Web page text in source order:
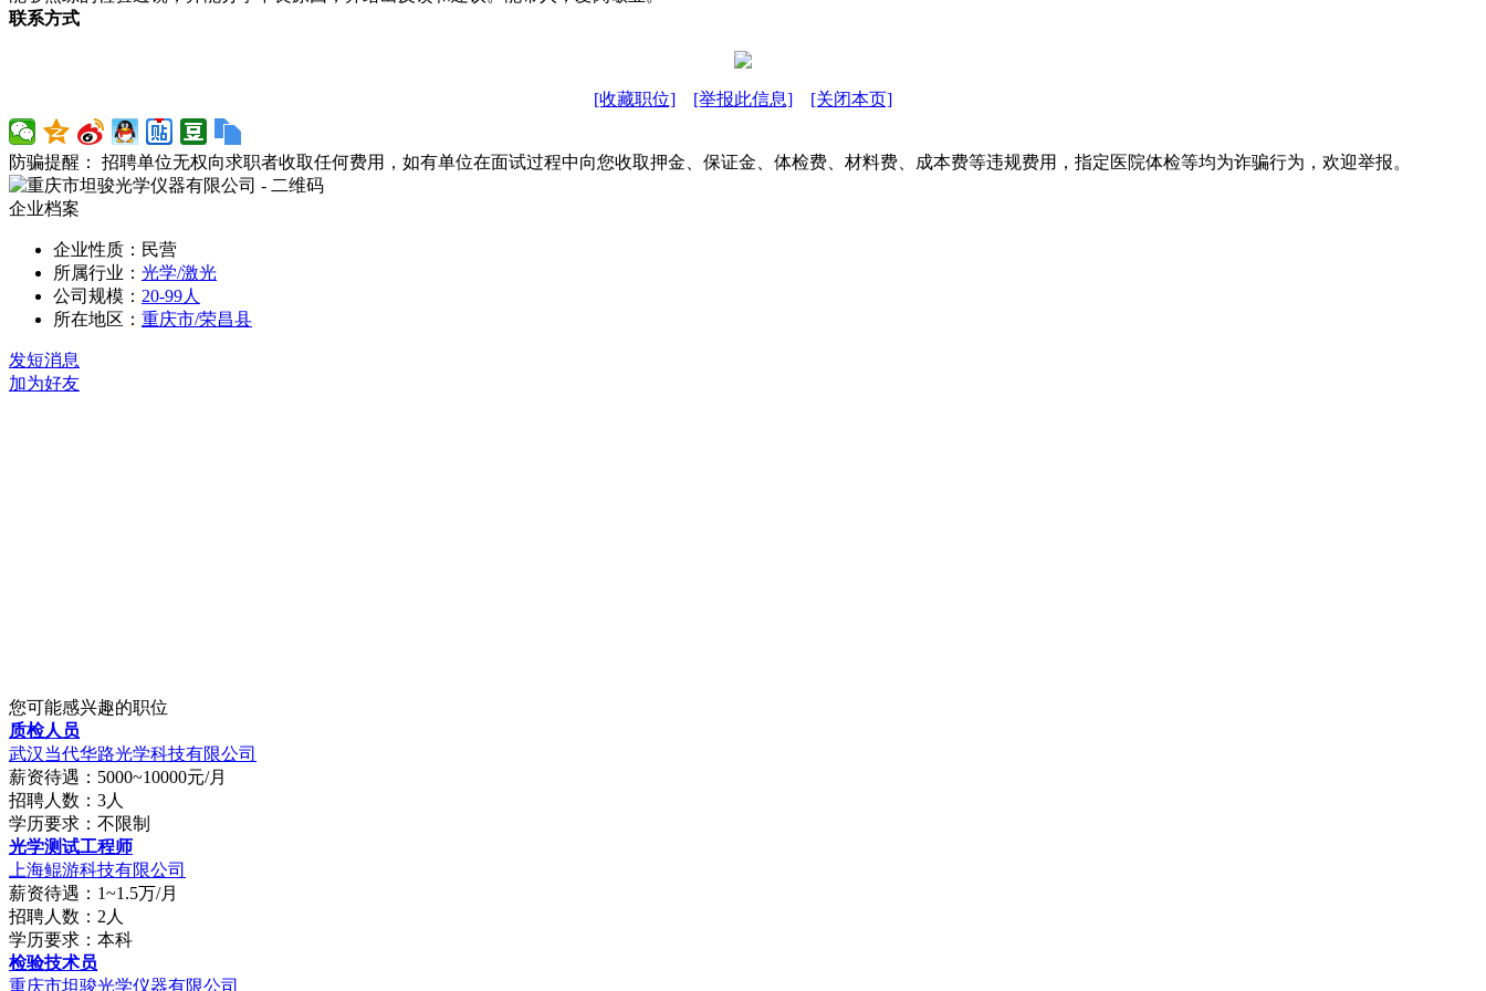
联系方式
[收藏职位] [举报此信息] [关闭本页]
防骗提醒： 招聘单位无权向求职者收取任何费用，如有单位在面试过程中向您收取押金、保证金、体检费、材料费、成本费等违规费用，指定医院体检等均为诈骗行为，欢迎举报。
企业档案
企业性质：民营
所属行业： 光学/激光
公司规模： 20-99人
所在地区： 重庆市/荣昌县
发短消息
加为好友
您可能感兴趣的职位
质检人员
武汉当代华路光学科技有限公司
薪资待遇：5000~10000元/月
招聘人数：3人
学历要求：不限制
光学测试工程师
上海鲲游科技有限公司
薪资待遇：1~1.5万/月
招聘人数：2人
学历要求：本科
检验技术员
重庆市坦骏光学仪器有限公司